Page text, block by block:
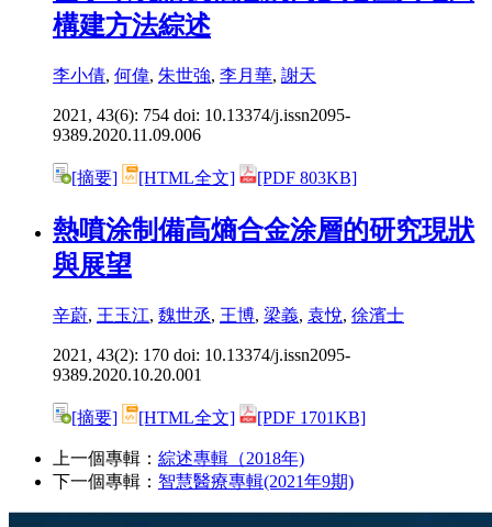
構建方法綜述
李小倩, 何偉, 朱世強, 李月華, 謝天
2021, 43(6): 754 doi: 10.13374/j.issn2095-
9389.2020.11.09.006
[摘要] [HTML全文] [PDF 803KB]
熱噴涂制備高熵合金涂層的研究現狀
與展望
辛蔚, 王玉江, 魏世丞, 王博, 梁義, 袁悅, 徐濱士
2021, 43(2): 170 doi: 10.13374/j.issn2095-
9389.2020.10.20.001
[摘要] [HTML全文] [PDF 1701KB]
上一個專輯： 綜述專輯（2018年)
下一個專輯： 智慧醫療專輯(2021年9期)